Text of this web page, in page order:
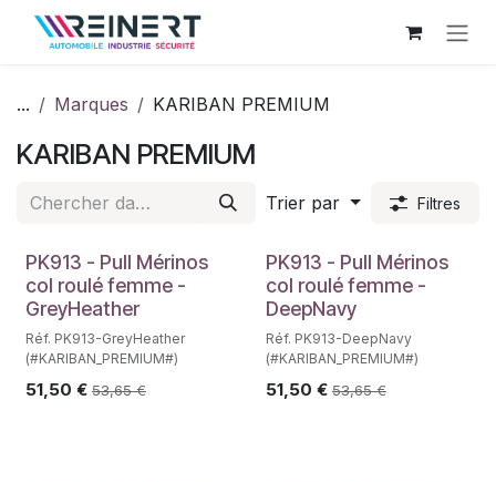
Se rendre au contenu
... Marques KARIBAN PREMIUM
KARIBAN PREMIUM
Trier par Filtres
PK913 - Pull Mérinos
col roulé femme -
GreyHeather
Réf. PK913-GreyHeather
(#KARIBAN_PREMIUM#)
51,50 € 53,65€
PK913 - Pull Mérinos
col roulé femme -
DeepNavy
Réf. PK913-DeepNavy
(#KARIBAN_PREMIUM#)
51,50 € 53,65€